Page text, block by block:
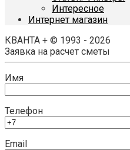
Интересное
Интернет магазин
КВАНТА + © 1993 - 2026
Заявка на расчет сметы
Имя
Телефон
Email